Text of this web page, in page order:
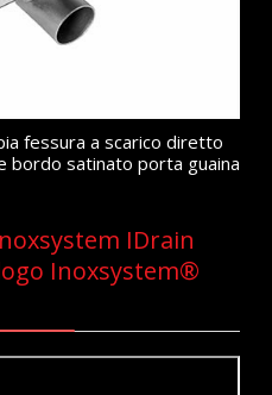
fessura a scarico diretto
bordo satinato porta guaina
IDrain
Inoxsystem®